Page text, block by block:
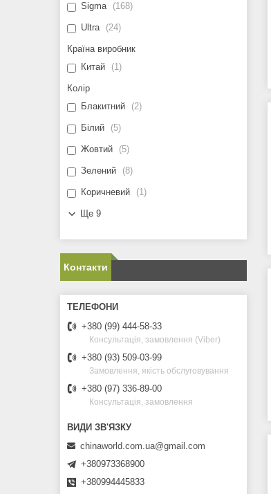
Sigma 168
Ultra 24
Країна виробник
Китай
1
Колір
Блакитний
2
Білий 5
Жовтий 5
Зелений 8
Коричневий 1
Ще 9
Контакти
+380 (99) 444-58-33
Консультація, замовлення (Viber)
+380 (93) 509-03-99
Замовлення, якість обслуговування
+380 (97) 336-89-00
Консультація, замовлення
chinaworld.com.ua@gmail.com
+380973368900
+380994445833